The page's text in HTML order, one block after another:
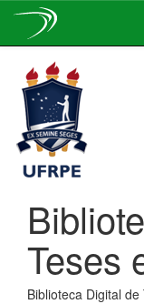
navigation
Teses
Biblioteca Digital